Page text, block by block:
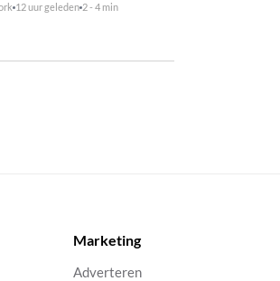
12 uur geleden 2 - 4 min
Marketing
Adverteren